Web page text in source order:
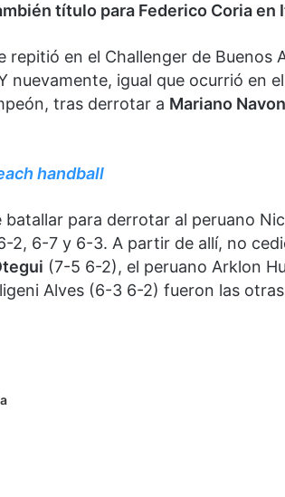
título para Federico Coria en
en el Challenger de Buenos
nuevamente, igual que ocurrió en
tras derrotar a Mariano
handball
para derrotar al peruano
2, 6-7 y 6-3. A partir de allí, no
(7-5 6-2), el peruano Arklon
Alves (6-3 6-2) fueron las